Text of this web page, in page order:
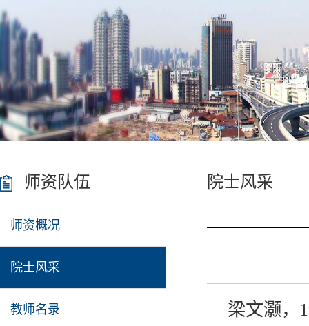
师资队伍
师资概况
院士风采
教师名录
院士风采
梁文灏，